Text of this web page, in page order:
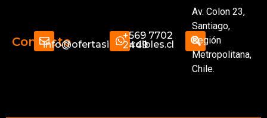
Contactoinfo@ofertasimperdibles.cl
+569 7702
2449
Av. Colon 23,
Santiago,
Región
Metropolitana,
Chile.